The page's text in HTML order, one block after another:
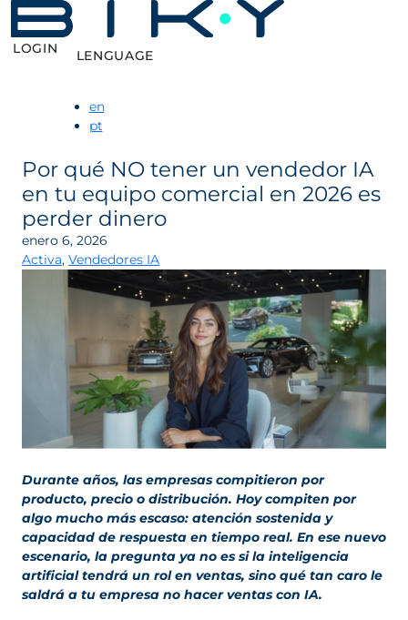
LOGIN LENGUAGE
en
pt
Por qué NO tener un vendedor IA
en tu equipo comercial en 2026 es
perder dinero
enero 6, 2026
Activa, Vendedores IA
Durante años, las empresas compitieron por
producto, precio o distribución. Hoy compiten por
algo mucho más escaso: atención sostenida y
capacidad de respuesta en tiempo real. En ese nuevo
escenario, la pregunta ya no es si la inteligencia
artificial tendrá un rol en ventas, sino qué tan caro le
saldrá a tu empresa no hacer ventas con IA.